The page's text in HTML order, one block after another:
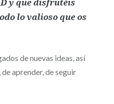
lo valioso que os
de nuevas ideas, así
aprender, de seguir